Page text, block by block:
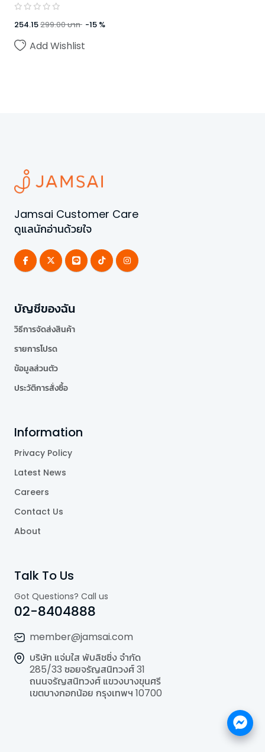
254.15299.00บาท -15 %
Add Wishlist
Jamsai Customer Care
ดูแลนักอ่านด้วยใจ
บัญชีของฉัน
วิธีการจัดส่งสินค้า
รายการโปรด
ข้อมูลส่วนตัว
ประวัติการสั่งซื้อ
Information
Privacy Policy
Latest News
Careers
Contact Us
About
Talk To Us
Got Questions? Call us
02-8404888
member@jamsai.com
บริษัท แจ่มใส พับลิชชิ่ง จำกัด
285/33 ซอยจรัญสนิทวงศ์ 31
ถนนจรัญสนิทวงศ์ แขวงบางขุนศรี
เขตบางกอกน้อย กรุงเทพฯ 10700